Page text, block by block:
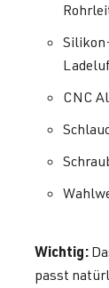
CNC
Wichtig:
passt